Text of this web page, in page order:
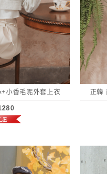
小香毛呢外套上衣 正韓